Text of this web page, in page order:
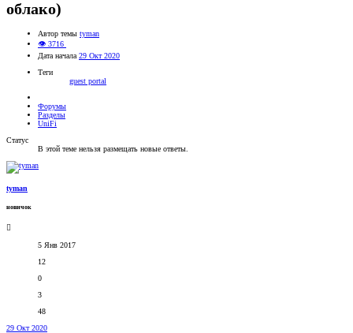
облако)
Автор темы tyman
👁 3716
Дата начала 29 Окт 2020
Теги
guest portal
Форумы
Разделы
UniFi
Статус
В этой теме нельзя размещать новые ответы.
tyman
новичок
5 Янв 2017
12
0
3
48
29 Окт 2020